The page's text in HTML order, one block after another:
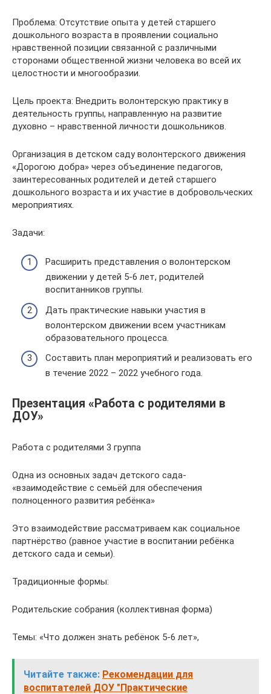
Проблема: Отсутствие опыта у детей старшего
дошкольного возраста в проявлении социально
нравственной позиции связанной с различными
сторонами общественной жизни человека во всей их
целостности и многообразии.
Цель проекта: Внедрить волонтерскую практику в
деятельность группы, направленную на развитие
духовно – нравственной личности дошкольников.
Организация в детском саду волонтерского движения
«Дорогою добра» через объединение педагогов,
заинтересованных родителей и детей старшего
дошкольного возраста и их участие в добровольческих
мероприятиях.
Задачи:
Расширить представления о волонтерском
движении у детей 5-6 лет, родителей
воспитанников группы.
Дать практические навыки участия в
волонтерском движении всем участникам
образовательного процесса.
Составить план мероприятий и реализовать его
в течение 2022 – 2022 учебного года.
Презентация «Работа с родителями в
ДОУ»
Работа с родителями 3 группа
Одна из основных задач детского сада-
«взаимодействие с семьёй для обеспечения
полноценного развития ребёнка»
Это взаимодействие рассматриваем как социальное
партнёрство (равное участие в воспитании ребёнка
детского сада и семьи).
Традиционные формы:
Родительские собрания (коллективная форма)
Темы: «Что должен знать ребёнок 5-6 лет»,
Читайте также: Рекомендации для
воспитателей ДОУ "Практические